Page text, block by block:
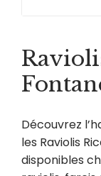
Découvrez
les Raviolis
disponibles